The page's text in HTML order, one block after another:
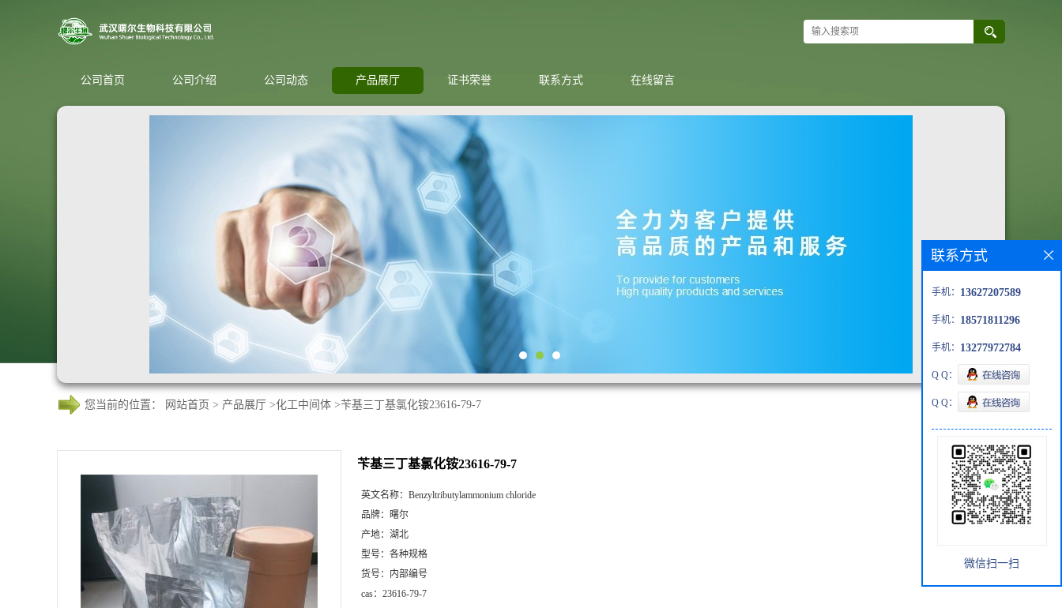
公司首页 公司介绍 公司动态 产品展厅 证书荣誉 联系方式 在线留言
您当前的位置： 网站首页 > 产品展厅 >化工中间体 >苄基三丁基氯化铵23616-79-7
苄基三丁基氯化铵23616-79-7
英文名称： Benzyltributylammonium chloride
品牌： 曙尔
产地： 湖北
型号： 各种规格
货号：
内部编号
cas： 23616-79-7
联系方式
手机： 13627207589
手机： 18571811296
手机： 13277972784
Q Q：
Q Q：
微信扫一扫